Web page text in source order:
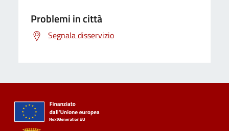
Problemi in città
Segnala disservizio